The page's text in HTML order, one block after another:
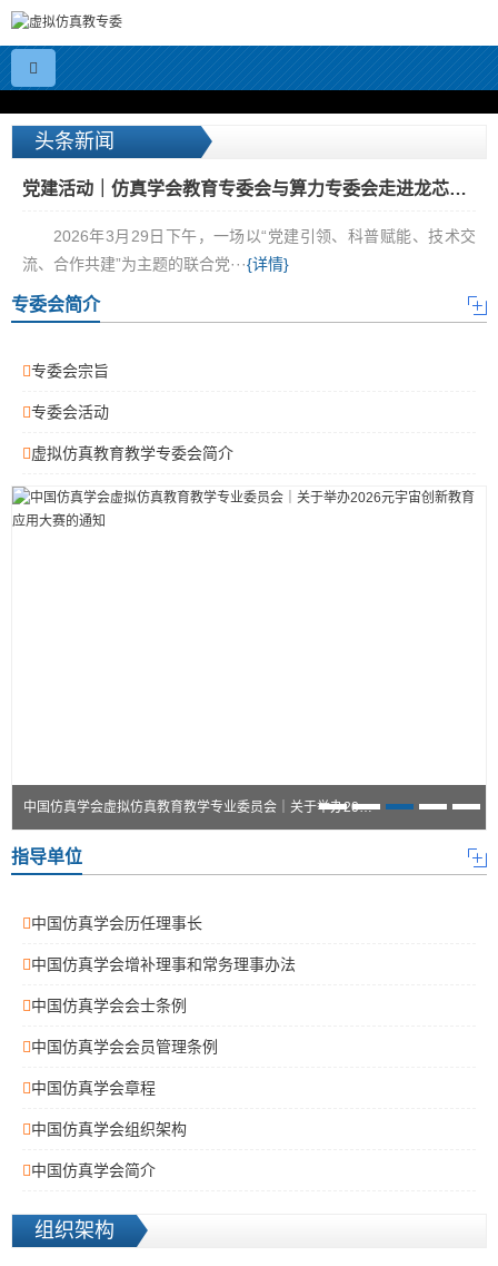
头条新闻
党建活动｜仿真学会教育专委会与算力专委会走进龙芯中科技术股份有限公司
2026年3月29日下午，一场以“党建引领、科普赋能、技术交
流、合作共建”为主题的联合党···{详情}
专委会简介
专委会宗旨
专委会活动
虚拟仿真教育教学专委会简介
中国仿真学会虚拟仿真教育教学专业委员会｜关于举办2026元宇宙创新教育应用大赛的通知
指导单位
中国仿真学会历任理事长
中国仿真学会增补理事和常务理事办法
中国仿真学会会士条例
中国仿真学会会员管理条例
中国仿真学会章程
中国仿真学会组织架构
中国仿真学会简介
组织架构